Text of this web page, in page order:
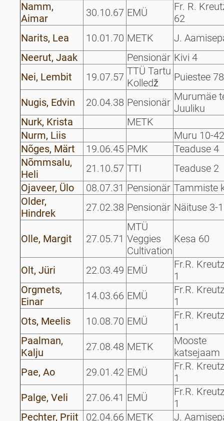
Namm,
Aimar
30.10.67 EMÜ
Fr. R.
62
Narits, Lea
10.01.70 METK
J.
Neerut, Jaak
Pensionär Kivi 4
Nei, Lembit
19.07.57 TTÜ Tartu
Kolledž
Puiestee 78
Nugis, Edvin 20.04.38 Pensionär Murumäe
Juuliku
Nurk, Krista
METK
Nurm, Liis
Muru 10-42
Nõges, Märt
19.06.45 PMK
Teaduse 4
Nõmmsalu,
Heli
21.10.57 TTI
Teaduse 2
Ojaveer, Ülo
08.07.31 Pensionär Tammiste
Older,
Hindrek
27.02.38 Pensionär Näituse 3-1
Olle, Margit 27.05.71
MTÜ
Veggies
Cultivation
Kesa 60
Olt, Jüri 22.03.49 EMÜ
Fr.R.
1
Orgmets,
Einar
14.03.66 EMÜ
Fr.R.
1
Ots, Meelis
10.08.70 EMÜ
Fr.R.
1
Paalman,
Kalju
27.08.48 METK
Mooste
katsejaam
Pae, Ao
29.01.42 EMÜ
Fr.R.
1
Palge, Veli
27.06.41 EMÜ
Fr.R.
1
Pechter, Priit
02.04.66 METK J.